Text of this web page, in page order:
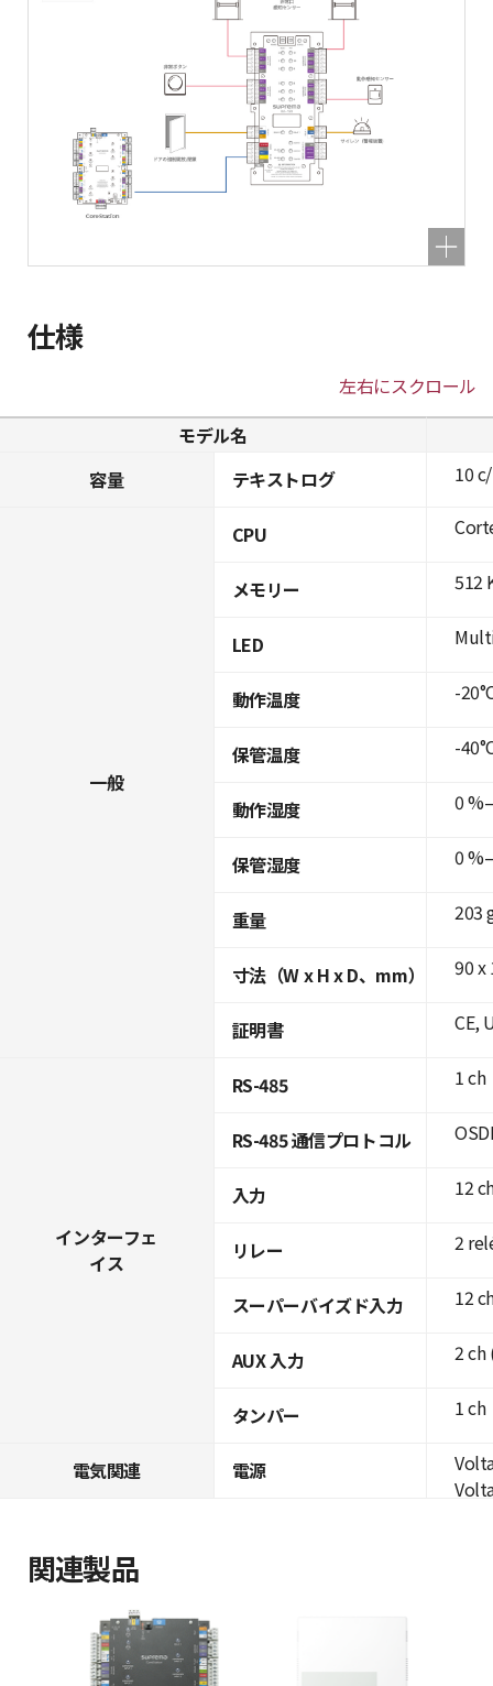
仕様
左右にスクロール
モデル名
容量
テキストログ
一般
CPU
メモリー
LED
動作温度
保管温度
動作湿度
保管湿度
重量
寸法（W x H x D、mm）
証明書
インターフェ
イス
RS-485
RS-485 通信プロトコル
入力
リレー
スーパーバイズド入力
AUX 入力
タンパー
電気関連 電源
10
512
-
-
0
0
203
90 x
CE,
1 ch
12
2
12
2 ch
1 ch
関連製品